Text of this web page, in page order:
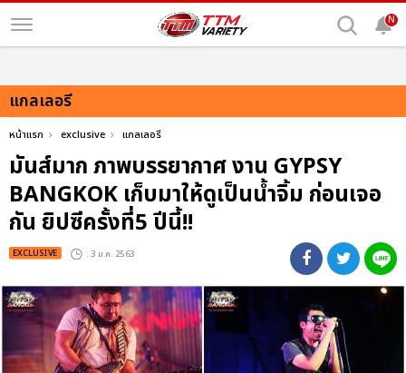
N
แกลเลอรี
หน้าแรก exclusive แกลเลอรี
มันส์มาก ภาพบรรยากาศ งาน GYPSY
BANGKOK เก็บมาให้ดูเป็นน้ำจิ้ม ก่อนเจอ
กัน ยิปซีครั้งที่5 ปีนี้!!
EXCLUSIVE : 3 ม.ค. 2563